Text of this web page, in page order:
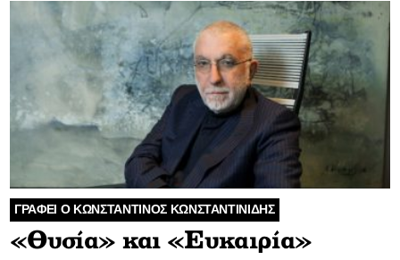
ΓΡΑΦΕΙ Ο ΚΩΝΣΤΑΝΤΙΝΟΣ ΚΩΝΣΤΑΝΤΙΝΙΔΗΣ
«Θυσία» και «Ευκαιρία»